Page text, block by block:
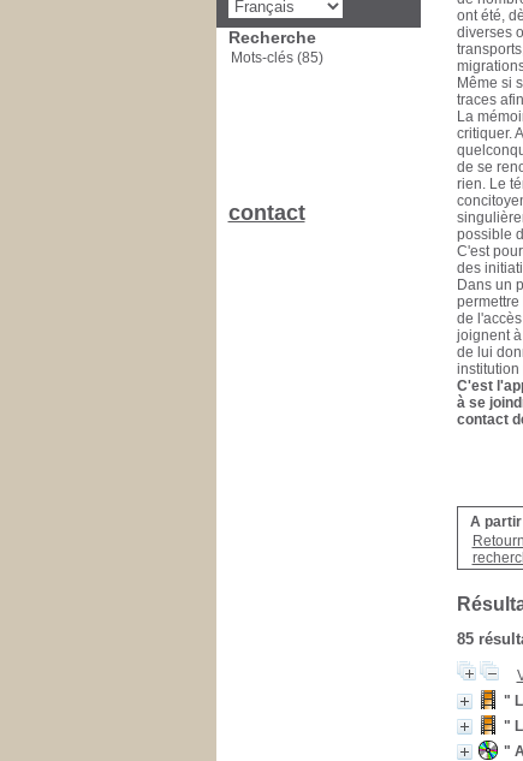
A partir
85
"
"
"
ont été,
diverses
Même si
traces
La
critiquer.
de se
rien. Le
possible
C'est
des
Dans un
de
joignent
de lui
C'est
à se
contact
Recherche
Mots-clés (85)